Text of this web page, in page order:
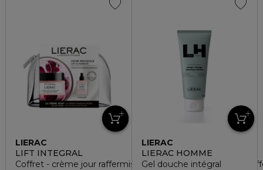
LIERAC
LIFT INTEGRAL
Coffret - crème jour raffermissante + sérum tenseur 15ml
LIERAC
LIERAC HOMME
Gel douche intégral